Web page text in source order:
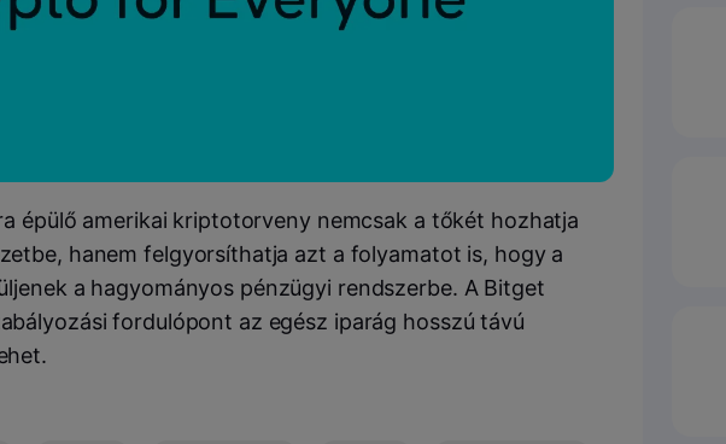
épülő amerikai kriptotorveny nemcsak a tőkét hozhatja
hanem felgyorsíthatja azt a folyamatot is, hogy a
a hagyományos pénzügyi rendszerbe. A Bitget
fordulópont az egész iparág hosszú távú